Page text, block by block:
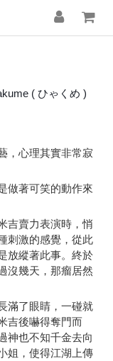
( ひゃくめ )
，心理其實非常寂
做著可笑的動作來
吉賣力表演時，悄
刺激的感覺，從此
放縱著此事。終於
沒幾天，那瘤居然
滿了眼睛，一碰就
吉後嚇得奪門而
神也不知千金去向
姐，使得江湖上傳